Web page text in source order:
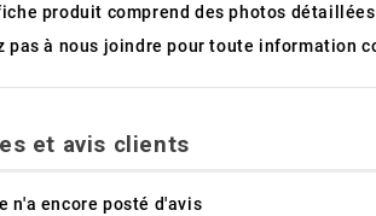
produit comprend des photos
pas à nous joindre pour toute information
et avis clients
n'a encore posté d'avis